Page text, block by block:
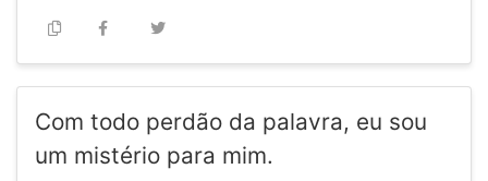
Com todo perdão da palavra, eu sou
um mistério para mim.